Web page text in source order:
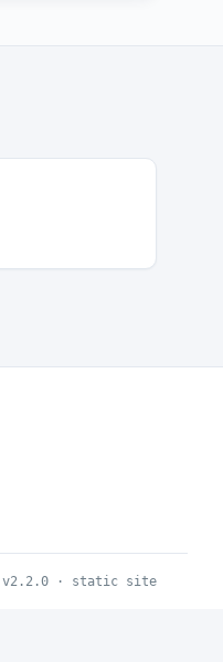
v2.2.0 · static site